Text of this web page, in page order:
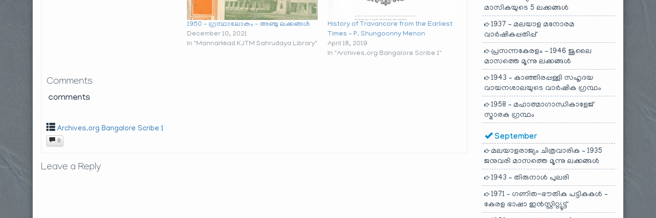
1950 – ഗ്രന്ഥാലോകം – അഞ്ചു ലക്കങ്ങൾ
December 10, 2021
In "Mannarkkad KJTM Sahrudaya Library"
History of Travancore from the Earliest
Times – P. Shungoonny Menon
April 18, 2019
In "Archives.org Bangalore Scribe 1"
Comments
comments
Archives.org Bangalore Scribe 1
0
Leave a Reply
മാസികയുടെ 5 ലക്കങ്ങൾ
1937 – മലയാള മനോരമ
വാർഷികപ്പതിപ്പ്
പ്രസന്നകേരളം – 1946 ജൂലൈ
മാസത്തെ മൂന്നു ലക്കങ്ങൾ
1943 – കാഞ്ഞിരപ്പള്ളി സഹൃദയ
വായനശാലയുടെ വാർഷിക ഗ്രന്ഥം
1958 – മഹാത്മാഗാന്ധികാളേജ്
സ്മാരക ഗ്രന്ഥം
September
മലയാളരാജ്യം ചിത്രവാരിക – 1935
ജനുവരി മാസത്തെ മൂന്നു ലക്കങ്ങൾ
1943 – തിരുനാൾ പുലരി
1971 – ഗണിത-ഭൗതിക പട്ടികകൾ –
കേരള ഭാഷാ ഇൻസ്റ്റിറ്റ്യൂട്ട്